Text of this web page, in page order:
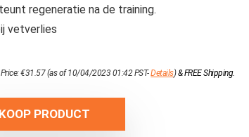
regeneratie na de training.
vetverlies
€31.57(as of 10/04/2023 01:42 PST-Details)&FREE Shipping.
KOOP PRODUCT